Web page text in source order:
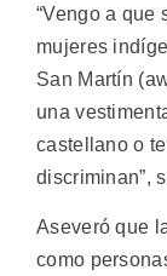
“Vengo a que
mujeres
San Martín
una
castellano o
discriminan”,
Aseveró que
como